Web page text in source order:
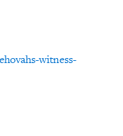
witness-